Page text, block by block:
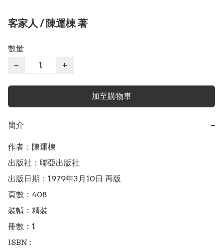
客家人 / 陳運棟 著
數量
−
+
加至購物車
簡介 −
作者：陳運棟
出版社：聯亞出版社
出版日期：1979年3月10日 再版
頁數：408
裝幀：精裝
冊數：1
ISBN :